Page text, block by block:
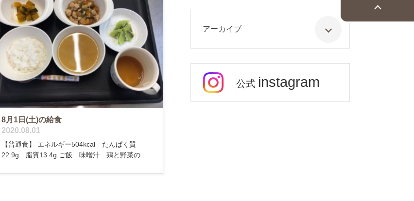
8月1日(土)の給食
2020.08.01
【普通食】 エネルギー504kcal たんぱく質
22.9g 脂質13.4g ご飯 味噌汁 鶏と野菜の...
アーカイブ
公式 instagram